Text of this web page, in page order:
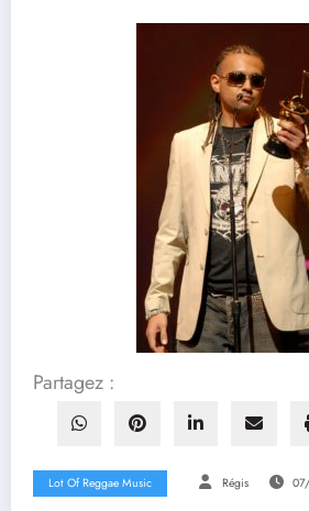
Partagez :
Lot Of Reggae Music Régis